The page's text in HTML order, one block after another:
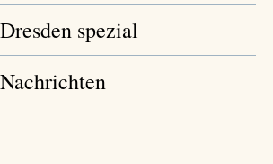
Dresden spezial
Nachrichten